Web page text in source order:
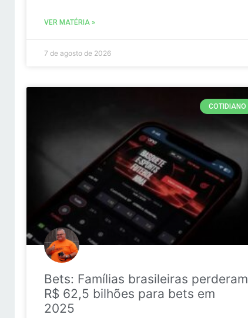
VER MATÉRIA »
7 de agosto de 2026
COTIDIANO
Bets: Famílias brasileiras perderam
R$ 62,5 bilhões para bets em
2025